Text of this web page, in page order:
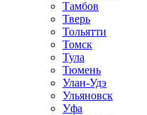
Тамбов
Тверь
Тольятти
Томск
Тула
Тюмень
Улан-Удэ
Ульяновск
Уфа